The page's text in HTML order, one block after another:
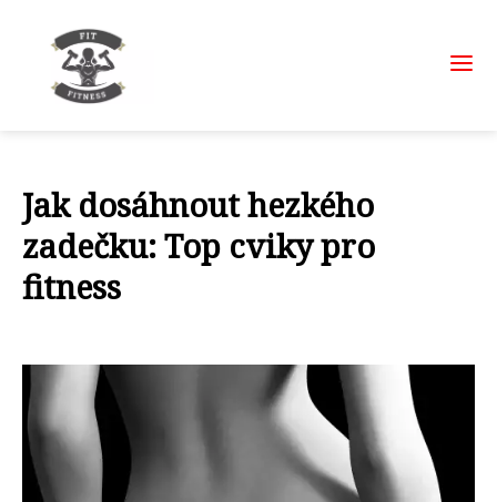
Jak dosáhnout hezkého
zadečku: Top cviky pro
fitness